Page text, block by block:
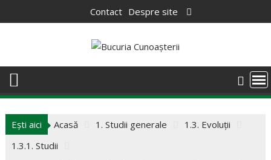
to
Contact Despre site
Ești aici Acasă 1. Studii generale
1.3. Evoluții
1.3.1. Studii